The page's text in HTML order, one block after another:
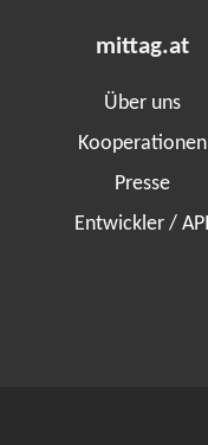
mittag.at
Über uns
Kooperationen
Presse
Entwickler / API